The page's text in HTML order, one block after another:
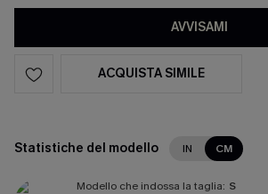
AVVISAMI
ACQUISTA SIMILE
Statistiche del modello IN CM
Modello che indossa la taglia: S